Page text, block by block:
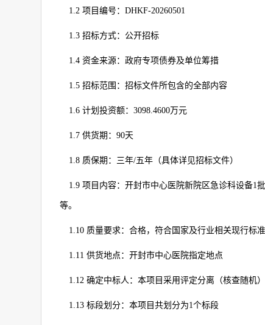
1.2 项目编号： DHKF-20260501
1.3 招标方式：公开招标
1.4 资金来源：政府专项债券及单位筹措
1.5 招标范围：招标文件所包含的全部内容
1.6 计划投资额： 3098.4600万元
1.7 供货期： 90天
1.8 质保期：三年/五年（具体详见招标文件）
1.9 项目内容：开封市中心医院新院区急诊科设备1
等。
1.10 质量要求：合格，符合国家及行业相关现行标
1.11 供货地点：开封市中心医院指定地点
1.12 确定中标人：本项目采用评定分离（核查随机）
1.13 标段划分：本项目共划分为1个标段